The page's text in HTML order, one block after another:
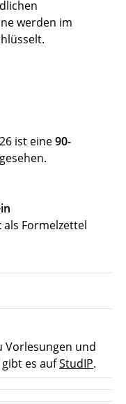
werden im
ist eine90-
als Formelzettel
Vorlesungen und
es aufStudIP.